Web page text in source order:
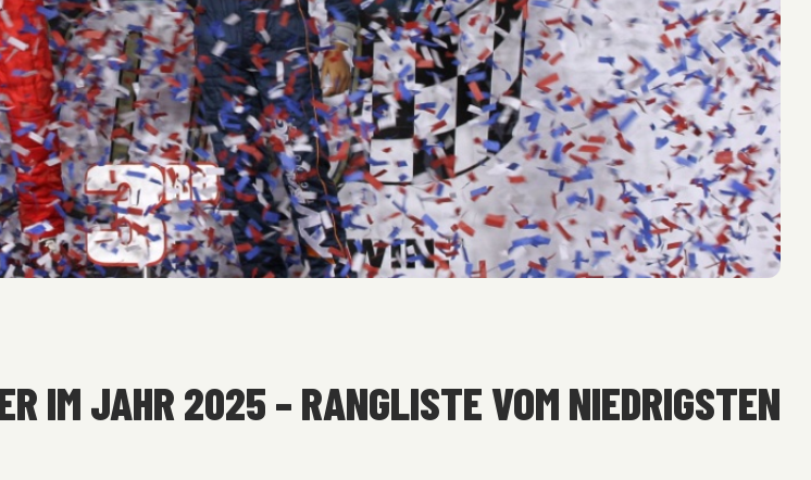
IM JAHR 2025 – RANGLISTE VOM NIEDRIGSTEN